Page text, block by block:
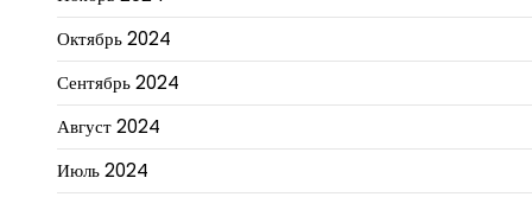
Октябрь 2024
Сентябрь 2024
Август 2024
Июль 2024